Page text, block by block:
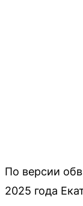
По версии
2025 года